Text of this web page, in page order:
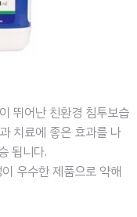
뛰어난 친환경 침투보습
치료에 좋은 효과를 나
됩니다.
우수한 제품으로 약해